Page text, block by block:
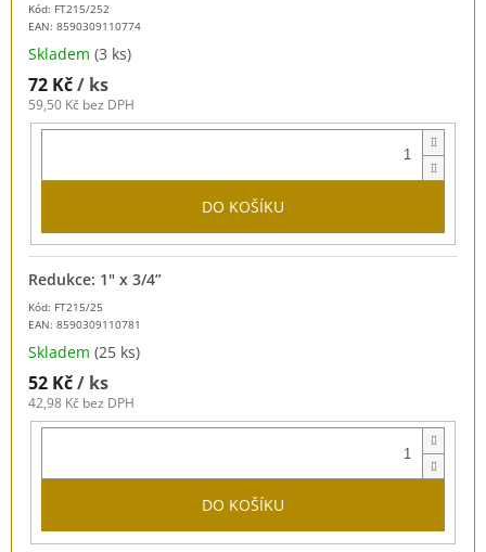
Kód: FT215/252
EAN: 8590309110774
Skladem (3 ks)
72 Kč/ ks
59,50 Kč bez DPH
DO KOŠÍKU
Kód: FT215/25
EAN: 8590309110781
Redukce: 1" x 3/4”
Skladem (25 ks)
52 Kč/ ks
42,98 Kč bez DPH
DO KOŠÍKU